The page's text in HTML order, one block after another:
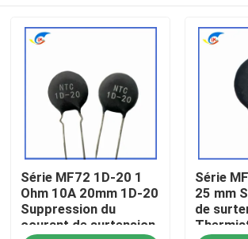
À la maison
Produits
vidéo
Série MF72 1D-20 1
Ohm 10A 20mm 1D-20
Suppression du
courant de surtension
Série
25 mm
de